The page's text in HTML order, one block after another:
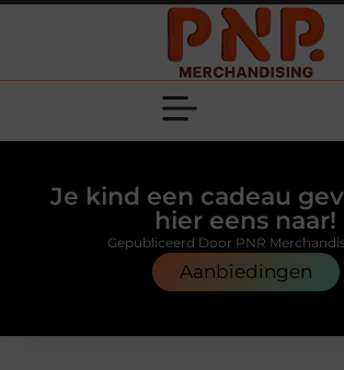
Je kind een cadeau
hier eens naar!
Aanbiedingen
Gepubliceerd Door PNR